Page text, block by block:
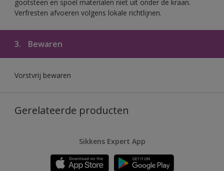
gootsteen en spoel materialen niet uit onder de kraan.
Verfresten afvoeren volgens lokale richtlijnen.
3. Bewaren
Vorstvrij bewaren
Gerelateerde producten
Sikkens Expert App